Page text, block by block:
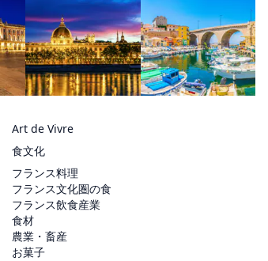
Art de Vivre
食文化
フランス料理
フランス文化圏の食
フランス飲食産業
食材
農業・畜産
お菓子